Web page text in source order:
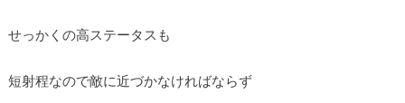
せっかくの高ステータスも
短射程なので敵に近づかなければならず